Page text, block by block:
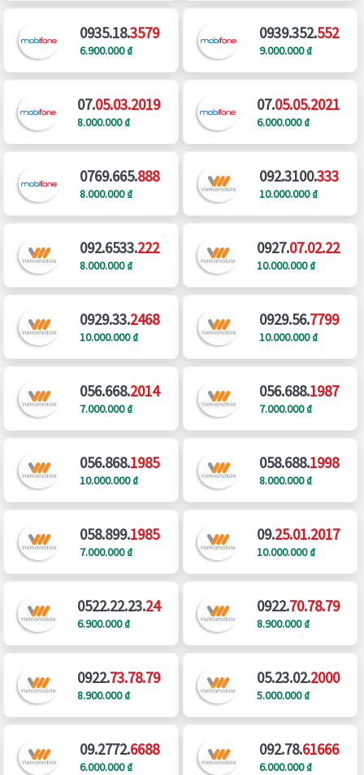
0935.18.3579
6.900.000 ₫
0939.352.552
9.000.000 ₫
07.05.03.2019
8.000.000 ₫
07.05.05.2021
6.000.000 ₫
0769.665.888
8.000.000 ₫
092.3100.333
10.000.000 ₫
092.6533.222
8.000.000 ₫
0927.07.02.22
10.000.000 ₫
0929.33.2468
10.000.000 ₫
0929.56.7799
10.000.000 ₫
056.668.2014
7.000.000 ₫
056.688.1987
7.000.000 ₫
056.868.1985
10.000.000 ₫
058.688.1998
8.000.000 ₫
058.899.1985
7.000.000 ₫
09.25.01.2017
10.000.000 ₫
0522.22.23.24
6.900.000 ₫
0922.70.78.79
8.900.000 ₫
0922.73.78.79
8.900.000 ₫
05.23.02.2000
5.000.000 ₫
09.2772.6688
6.000.000 ₫
092.78.61666
6.000.000 ₫